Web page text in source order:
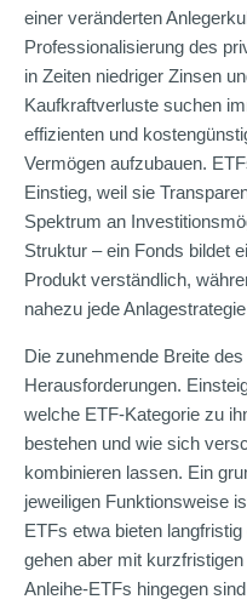
einer veränderten
Professionalisierung des
in Zeiten niedriger Zinsen
Kaufkraftverluste suchen
effizienten und
Vermögen aufzubauen.
Einstieg, weil sie
Spektrum an
Struktur – ein Fonds bildet
Produkt verständlich,
nahezu jede
Die zunehmende Breite
Herausforderungen.
welche ETF-Kategorie zu
bestehen und wie sich
kombinieren lassen. Ein
jeweiligen Funktionsweise
ETFs etwa bieten
gehen aber mit
Anleihe-ETFs hingegen